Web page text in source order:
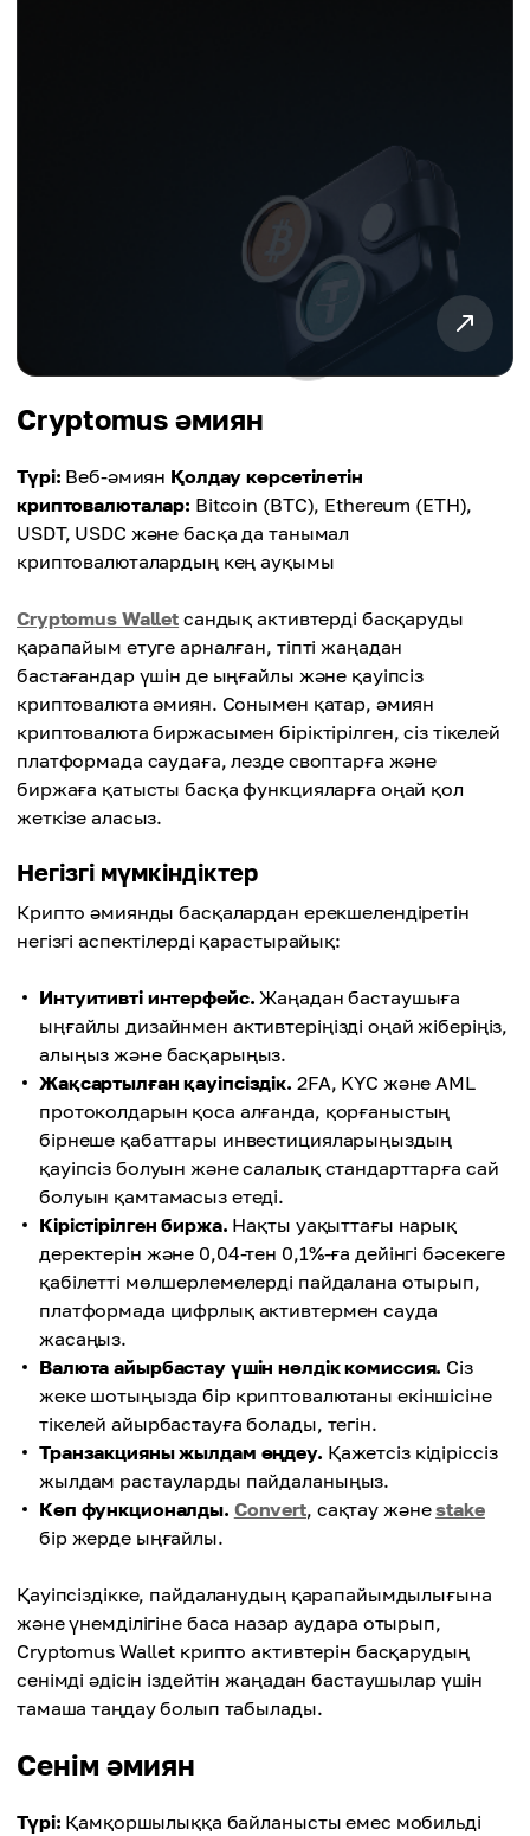
Cryptomus әмиян
Түрі: Веб-әмиян Қолдау көрсетілетін
криптовалюталар: Bitcoin (BTC), Ethereum (ETH),
USDT, USDC және басқа да танымал
криптовалюталардың кең ауқымы
Cryptomus Wallet сандық активтерді басқаруды
қарапайым етуге арналған, тіпті жаңадан
бастағандар үшін де ыңғайлы және қауіпсіз
криптовалюта әмиян. Сонымен қатар, әмиян
криптовалюта биржасымен біріктірілген, сіз тікелей
платформада саудаға, лезде своптарға және
биржаға қатысты басқа функцияларға оңай қол
жеткізе аласыз.
Негізгі мүмкіндіктер
Крипто әмиянды басқалардан ерекшелендіретін
негізгі аспектілерді қарастырайық:
Интуитивті интерфейс. Жаңадан бастаушыға
ыңғайлы дизайнмен активтеріңізді оңай жіберіңіз,
алыңыз және басқарыңыз.
Жақсартылған қауіпсіздік. 2FA, KYC және AML
протоколдарын қоса алғанда, қорғаныстың
бірнеше қабаттары инвестицияларыңыздың
қауіпсіз болуын және салалық стандарттарға сай
болуын қамтамасыз етеді.
Кірістірілген биржа. Нақты уақыттағы нарық
деректерін және 0,04-тен 0,1%-ға дейінгі бәсекеге
қабілетті мөлшерлемелерді пайдалана отырып,
платформада цифрлық активтермен сауда
жасаңыз.
Валюта айырбастау үшін нөлдік комиссия. Сіз
жеке шотыңызда бір криптовалютаны екіншісіне
тікелей айырбастауға болады, тегін.
Транзакцияны жылдам өңдеу. Қажетсіз кідіріссіз
жылдам растауларды пайдаланыңыз.
Көп функционалды. Convert, сақтау жәнеstake
бір жерде ыңғайлы.
Қауіпсіздікке, пайдаланудың қарапайымдылығына
және үнемділігіне баса назар аудара отырып,
Cryptomus Wallet крипто активтерін басқарудың
сенімді әдісін іздейтін жаңадан бастаушылар үшін
тамаша таңдау болып табылады.
Сенім әмиян
Түрі: Қамқоршылыққа байланысты емес мобильді